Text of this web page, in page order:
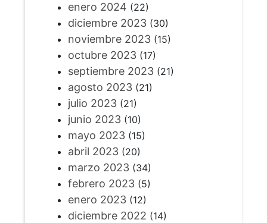
enero 2024 (22)
diciembre 2023(30)
noviembre 2023(15)
octubre 2023(17)
septiembre 2023(21)
agosto 2023(21)
julio 2023(21)
junio 2023(10)
mayo 2023(15)
abril 2023(20)
marzo 2023(34)
febrero 2023(5)
enero 2023(12)
diciembre 2022 (14)